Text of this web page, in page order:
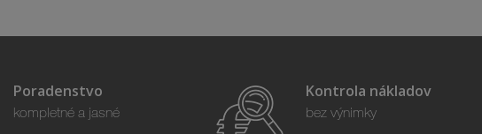
Poradenstvo
kompletné a jasné
Kontrola nákladov
bez výnimky